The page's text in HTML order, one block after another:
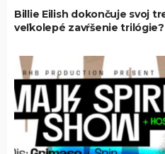
Billie Eilish dokončuje svoj
veľkolepé zavŕšenie trilógie?